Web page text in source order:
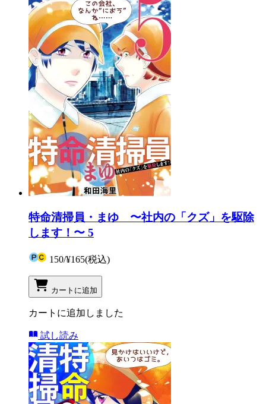
特命清掃員・まゆ 〜社内の「クズ」を駆除
します！〜 5
150/¥165(税込)
カートに追加
カートに追加しました
試し読み